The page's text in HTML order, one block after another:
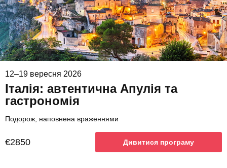
12–19 вересня 2026
Італія: автентична Апулія та
гастрономія
Подорож, наповнена враженнями
€2850 Дивитися програму